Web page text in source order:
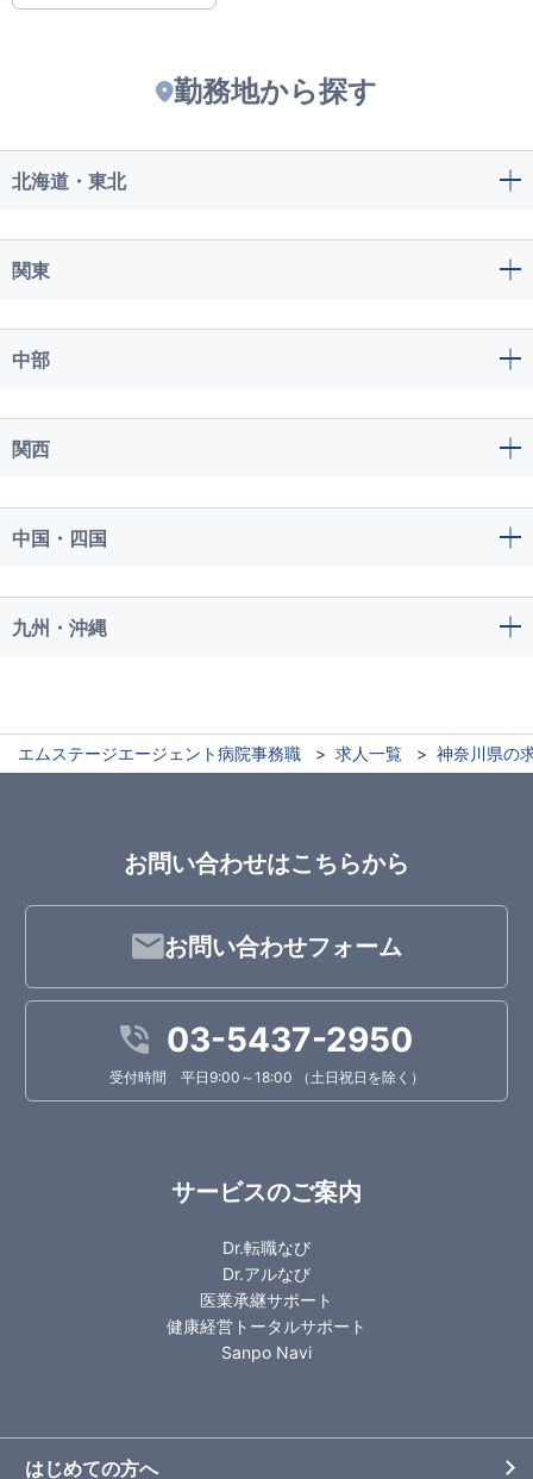
勤務地から探す
北海道・東北
関東
中部
関西
中国・四国
九州・沖縄
エムステージエージェント病院事務職 求人一覧 神奈川県の
お問い合わせはこちらから
お問い合わせフォーム
03-5437-2950
受付時間 平日9:00～18:00 （土日祝日を除く）
サービスのご案内
Dr.転職なび
Dr.アルなび
医業承継サポート
健康経営トータルサポート
Sanpo Navi
はじめての方へ